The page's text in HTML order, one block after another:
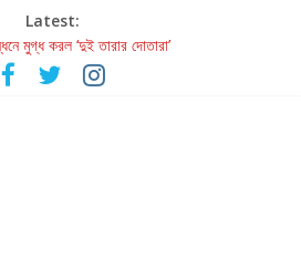
Latest:
মুগ্ধ করল ‘দুই তারার দোতারা’
শোনার বিবর্তনের গল্প
এবার রথযাত্রার উদযাপন